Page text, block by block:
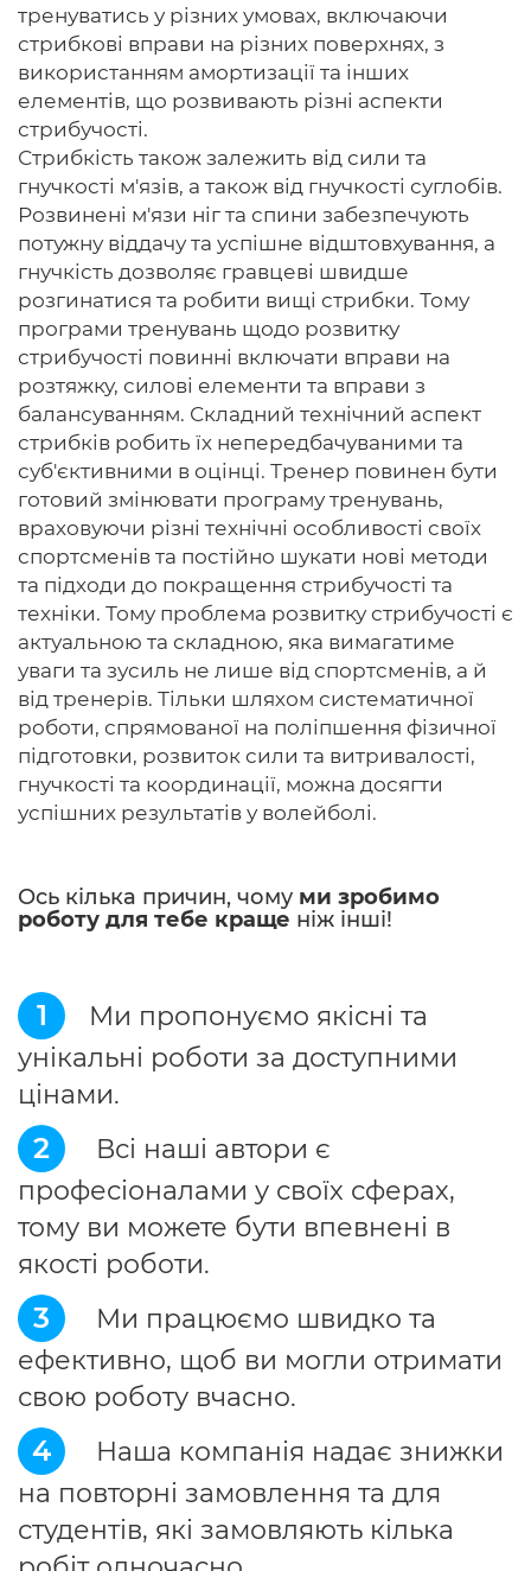
тренуватись у різних умовах, включаючи
стрибкові вправи на різних поверхнях, з
використанням амортизації та інших
елементів, що розвивають різні аспекти
стрибучості.
Стрибкість також залежить від сили та
гнучкості м'язів, а також від гнучкості суглобів.
Розвинені м'язи ніг та спини забезпечують
потужну віддачу та успішне відштовхування, а
гнучкість дозволяє гравцеві швидше
розгинатися та робити вищі стрибки. Тому
програми тренувань щодо розвитку
стрибучості повинні включати вправи на
розтяжку, силові елементи та вправи з
балансуванням. Складний технічний аспект
стрибків робить їх непередбачуваними та
суб'єктивними в оцінці. Тренер повинен бути
готовий змінювати програму тренувань,
враховуючи різні технічні особливості своїх
спортсменів та постійно шукати нові методи
та підходи до покращення стрибучості та
техніки. Тому проблема розвитку стрибучості є
актуальною та складною, яка вимагатиме
уваги та зусиль не лише від спортсменів, а й
від тренерів. Тільки шляхом систематичної
роботи, спрямованої на поліпшення фізичної
підготовки, розвиток сили та витривалості,
гнучкості та координації, можна досягти
успішних результатів у волейболі.
Ось кілька причин, чому ми зробимо
роботу для тебе краще ніж інші!
1
Ми пропонуємо якісні та
унікальні роботи за доступними
цінами.
2
Всі наші автори є
професіоналами у своїх сферах,
тому ви можете бути впевнені в
якості роботи.
3
Ми працюємо швидко та
ефективно, щоб ви могли отримати
свою роботу вчасно.
4
Наша компанія надає знижки
на повторні замовлення та для
студентів, які замовляють кілька